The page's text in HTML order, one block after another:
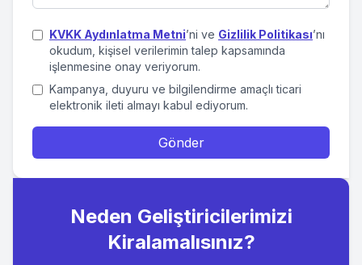
KVKK Aydınlatma Metni’ni ve Gizlilik Politikası’nı
okudum, kişisel verilerimin talep kapsamında
işlenmesine onay veriyorum.
Kampanya, duyuru ve bilgilendirme amaçlı ticari
elektronik ileti almayı kabul ediyorum.
Gönder
Neden Geliştiricilerimizi
Kiralamalısınız?